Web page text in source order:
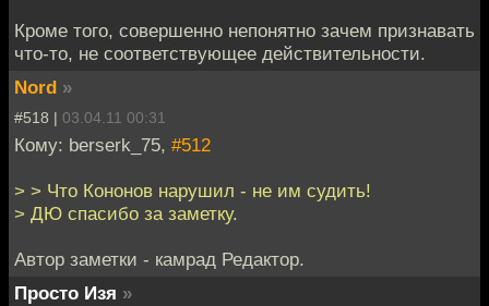
Кроме того, совершенно непонятно зачем признавать
что-то, не соответствующее действительности.
Nord »
#518 | 03.04.11 00:31
Кому: berserk_75, #512
> > Что Кононов нарушил - не им судить!
> ДЮ спасибо за заметку.
Автор заметки - камрад Редактор.
Просто Изя »